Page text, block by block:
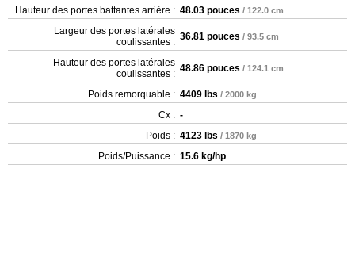
Hauteur des portes battantes arrière : 48.03 pouces / 122.0 cm
Largeur des portes latérales
coulissantes : 36.81 pouces / 93.5 cm
Hauteur des portes latérales
coulissantes : 48.86 pouces / 124.1 cm
Poids remorquable : 4409 lbs / 2000 kg
Cx : -
Poids : 4123 lbs / 1870 kg
Poids/Puissance : 15.6 kg/hp